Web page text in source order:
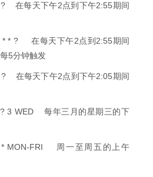
每天下午2点到下午2:55期间
* ? 在每天下午2点到2:55期间
5分钟触发
每天下午2点到下午2:05期间
WED 每年三月的星期三的下
FRI 周一至周五的上午